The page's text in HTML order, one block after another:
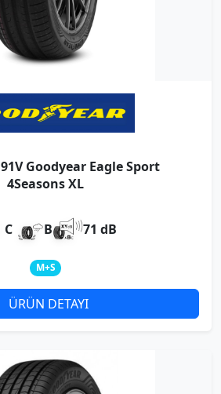
Goodyear Eagle Sport
4Seasons XL
C B 71 dB
M+S
ÜRÜN DETAYI